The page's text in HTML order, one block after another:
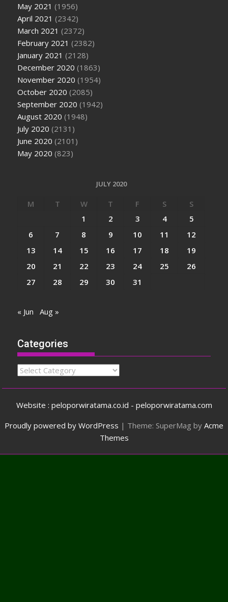
May 2021 (1956)
April 2021 (2342)
March 2021 (2372)
February 2021 (2382)
January 2021 (2128)
December 2020 (1863)
November 2020 (1954)
October 2020 (2085)
September 2020 (1942)
August 2020 (1948)
July 2020 (2131)
June 2020 (2101)
May 2020 (823)
JULY 2020
M T W T F S
S
1
2 3 4
5
6
7 8 9 10 11
12
13
14 15 16 17 18
19
20
21 22 23 24 25
26
27
28 29 30 31
« Jun Aug »
Categories
Categories
Website : peloporwiratama.co.id - peloporwiratama.com
Proudly powered by WordPress | Theme: SuperMag by Acme
Themes